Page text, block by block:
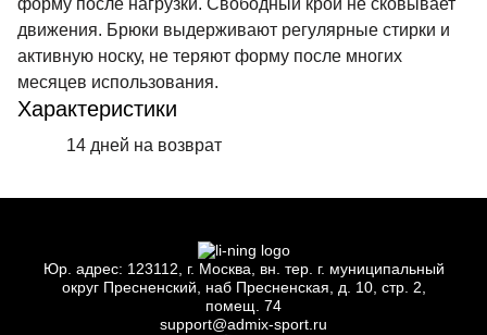
движения. Брюки выдерживают регулярные стирки и
активную носку, не теряют форму после многих
месяцев использования.
Характеристики
14 дней на возврат
Юр. адрес: 123112, г. Москва, вн. тер. г. муниципальный
округ Пресненский, наб Пресненская, д. 10, стр. 2,
помещ. 74
support@admix-sport.ru